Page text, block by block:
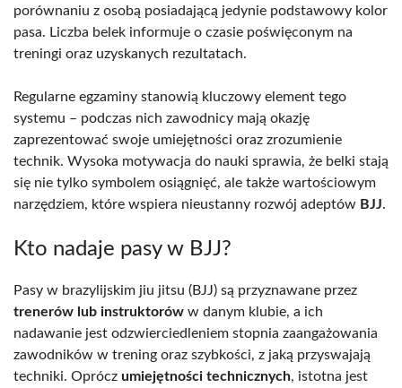
porównaniu z osobą posiadającą jedynie podstawowy kolor
pasa. Liczba belek informuje o czasie poświęconym na
treningi oraz uzyskanych rezultatach.
Regularne egzaminy stanowią kluczowy element tego
systemu – podczas nich zawodnicy mają okazję
zaprezentować swoje umiejętności oraz zrozumienie
technik. Wysoka motywacja do nauki sprawia, że belki stają
się nie tylko symbolem osiągnięć, ale także wartościowym
narzędziem, które wspiera nieustanny rozwój adeptów BJJ.
Kto nadaje pasy w BJJ?
Pasy w brazylijskim jiu jitsu (BJJ) są przyznawane przez
trenerów lub instruktorów w danym klubie, a ich
nadawanie jest odzwierciedleniem stopnia zaangażowania
zawodników w trening oraz szybkości, z jaką przyswajają
techniki. Oprócz umiejętności technicznych, istotna jest